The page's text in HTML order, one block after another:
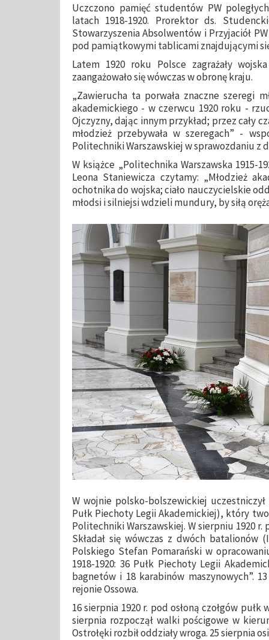
Uczczono pamięć studentów PW
latach 1918-1920. Prorektor ds.
Stowarzyszenia Absolwentów i Przyjaciół
pod pamiątkowymi tablicami znajdującymi
Latem 1920 roku Polsce zagrażały
zaangażowało się wówczas w obronę kraju.
„Zawierucha ta porwała znaczne szeregi
akademickiego - w czerwcu 1920 roku -
Ojczyzny, dając innym przykład; przez cały
młodzież przebywała w szeregach” -
Politechniki Warszawskiej w sprawozdaniu z
W książce „Politechnika Warszawska 1915-
Leona Staniewicza czytamy: „Młodzież
ochotnika do wojska; ciało nauczycielskie
młodsi i silniejsi wdzieli mundury, by siłą
W wojnie polsko-bolszewickiej uczestniczył
Pułk Piechoty Legii Akademickiej), który
Politechniki Warszawskiej. W sierpniu 1920
Składał się wówczas z dwóch
Polskiego Stefan Pomarański w
1918-1920: 36 Pułk Piechoty Legii
bagnetów i 18 karabinów maszynowych”.
rejonie Ossowa.
16 sierpnia 1920 r. pod osłoną czołgów
sierpnia rozpoczął walki pościgowe w
Ostrołęki rozbił oddziały wroga. 25 sierpnia